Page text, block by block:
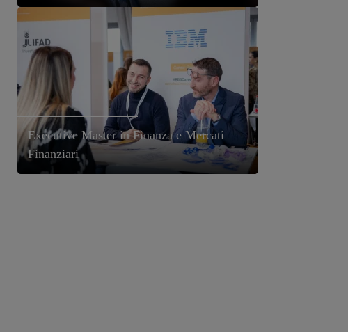
Executive Master in Finanza e Mercati
Finanziari